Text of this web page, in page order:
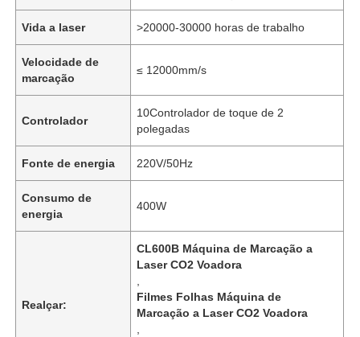
Vida a laser >20000-30000 horas de trabalho
Velocidade de
marcação
≤ 12000mm/s
Controlador
10Controlador de toque de 2
polegadas
Fonte de energia 220V/50Hz
Consumo de
energia
400W
Realçar:
CL600B Máquina de Marcação a
Laser CO2 Voadora
Filmes Folhas Máquina de
Marcação a Laser CO2 Voadora